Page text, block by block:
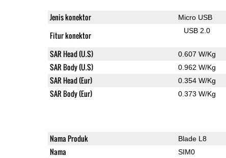
Jenis konektor Micro USB
Fitur konektor USB 2.0
SAR Head (U.S) 0.607 W/Kg
SAR Body (U.S) 0.962 W/Kg
SAR Head (Eur) 0.354 W/Kg
SAR Body (Eur) 0.373 W/Kg
Nama Produk Blade L8
Nama SIM0